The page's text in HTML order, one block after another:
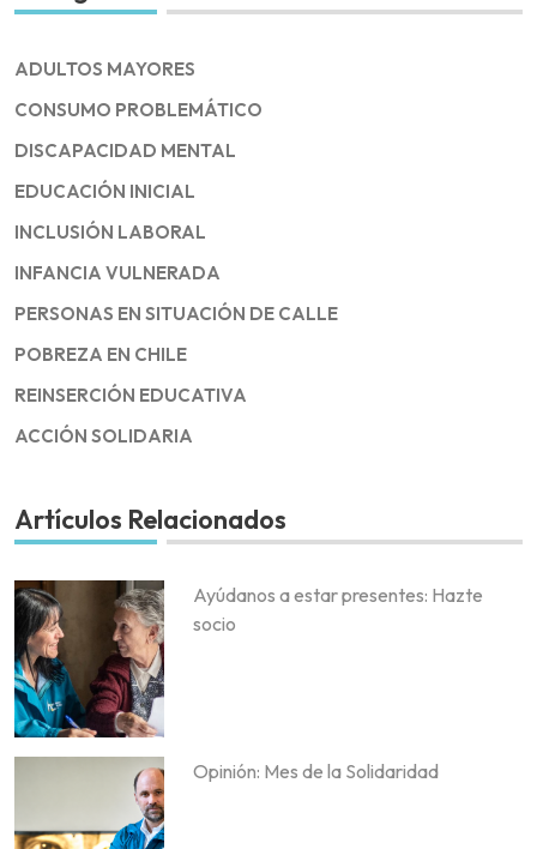
ADULTOS MAYORES
CONSUMO PROBLEMÁTICO
DISCAPACIDAD MENTAL
EDUCACIÓN INICIAL
INCLUSIÓN LABORAL
INFANCIA VULNERADA
PERSONAS EN SITUACIÓN DE CALLE
POBREZA EN CHILE
REINSERCIÓN EDUCATIVA
ACCIÓN SOLIDARIA
Artículos Relacionados
Ayúdanos a estar presentes: Hazte
socio
Opinión: Mes de la Solidaridad